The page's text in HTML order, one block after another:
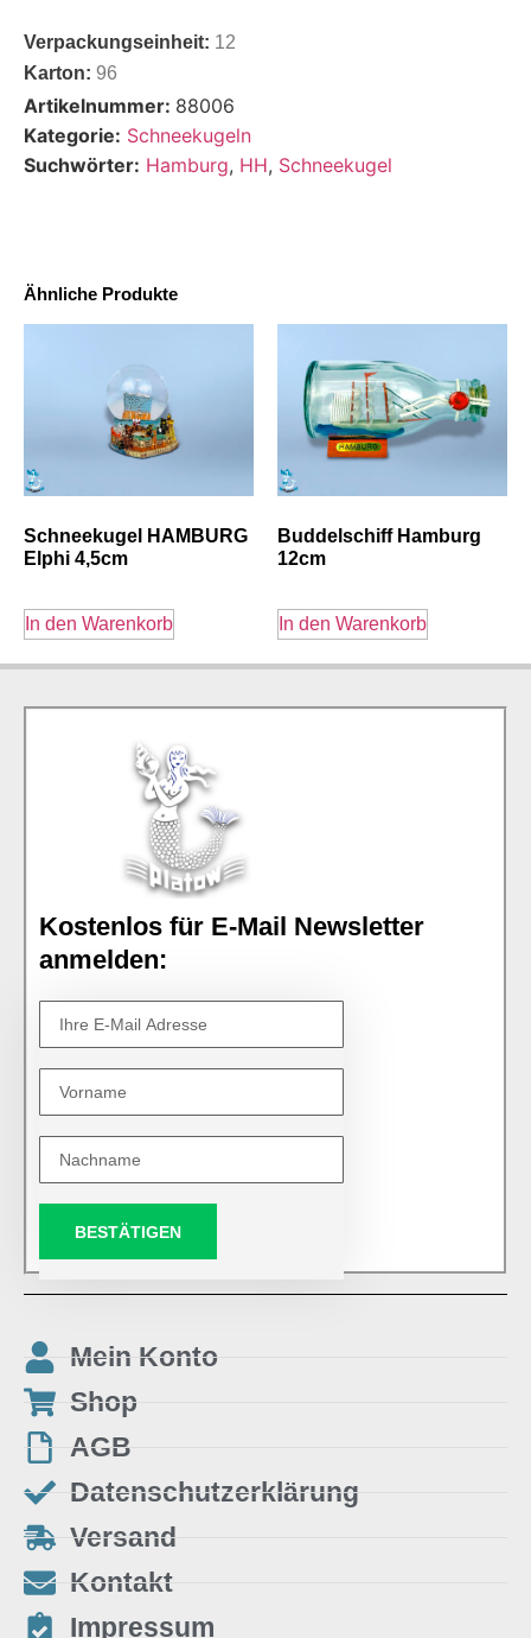
Verpackungseinheit: 12
Karton: 96
Artikelnummer: 88006
Kategorie: Schneekugeln
Suchwörter: Hamburg, HH, Schneekugel
Ähnliche Produkte
Schneekugel HAMBURG
Elphi 4,5cm
In den Warenkorb
Buddelschiff Hamburg
12cm
In den Warenkorb
Kostenlos für E-Mail Newsletter
anmelden:
BESTÄTIGEN
Mein Konto
Shop
AGB
Datenschutzerklärung
Versand
Kontakt
Impressum